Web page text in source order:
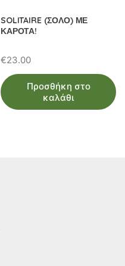
SOLITAIRE (ΣΟΛΟ) ΜΕ
ΚΑΡΟΤΑ!
€23.00
Προσθήκη στο
καλάθι